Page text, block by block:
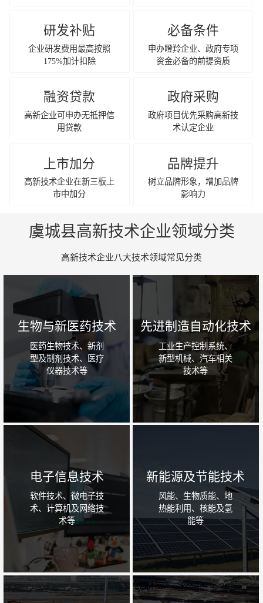
研发补贴
企业研发费用最高按照
175%加计扣除
必备条件
申办瞪羚企业、政府专项
资金必备的前提资质
融资贷款
高新企业可申办无抵押信
用贷款
政府采购
政府项目优先采购高新技
术认定企业
上市加分
高新技术企业在新三板上
市中加分
品牌提升
树立品牌形象，增加品牌
影响力
虞城县高新技术企业领域分类
高新技术企业八大技术领域常见分类
生物与新医药技术
医药生物技术、新剂
型及制剂技术、医疗
仪器技术等
先进制造自动化技术
工业生产控制系统、
新型机械、汽车相关
技术等
电子信息技术
软件技术、微电子技
术、计算机及网络技
术等
新能源及节能技术
风能、生物质能、地
热能利用、核能及氢
能等